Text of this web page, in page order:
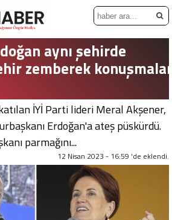
aynı şehirde
zemberek konuşmalar
İYİ Parti lideri Meral Akşener,
Erdoğan'a ateş püskürdü.
parmağını...
12 Nisan 2023 - 16:59 'de eklendi.